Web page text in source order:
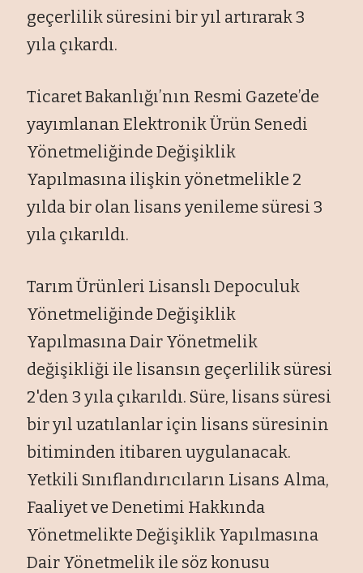
geçerlilik süresini bir yıl artırarak 3
yıla çıkardı.
Ticaret Bakanlığı’nın Resmi Gazete’de
yayımlanan Elektronik Ürün Senedi
Yönetmeliğinde Değişiklik
Yapılmasına ilişkin yönetmelikle 2
yılda bir olan lisans yenileme süresi 3
yıla çıkarıldı.
Tarım Ürünleri Lisanslı Depoculuk
Yönetmeliğinde Değişiklik
Yapılmasına Dair Yönetmelik
değişikliği ile lisansın geçerlilik süresi
2'den 3 yıla çıkarıldı. Süre, lisans süresi
bir yıl uzatılanlar için lisans süresinin
bitiminden itibaren uygulanacak.
Yetkili Sınıflandırıcıların Lisans Alma,
Faaliyet ve Denetimi Hakkında
Yönetmelikte Değişiklik Yapılmasına
Dair Yönetmelik ile söz konusu